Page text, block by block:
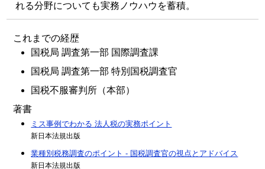
れる分野についても実務ノウハウを蓄積。
これまでの経歴
国税局 調査第一部 国際調査課
国税局 調査第一部 特別国税調査官
国税不服審判所（本部）
著書
ミス事例でわかる 法人税の実務ポイント
新日本法規出版
業種別税務調査のポイント - 国税調査官の視点とアドバイス
新日本法規出版